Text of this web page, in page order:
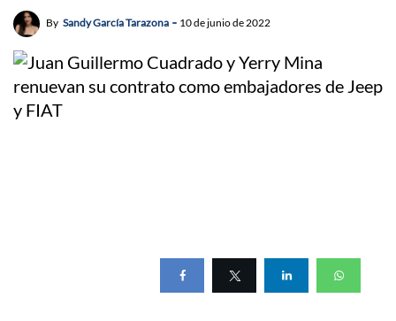
By Sandy García Tarazona 10 de junio de 2022